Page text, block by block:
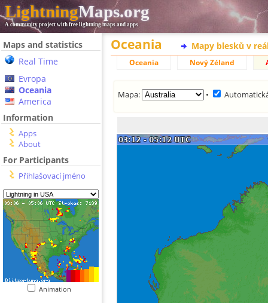
LightningMaps.org
A community project with free lightning maps and apps
Maps and statistics
Real Time
Evropa
Oceania
America
Information
Apps
About
For Participants
Přihlašovací jméno
Animation
Oceania Mapy blesků v
Oceania Nový Zéland
Mapa: •